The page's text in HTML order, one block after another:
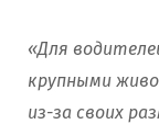
«Для
крупными
из-за своих